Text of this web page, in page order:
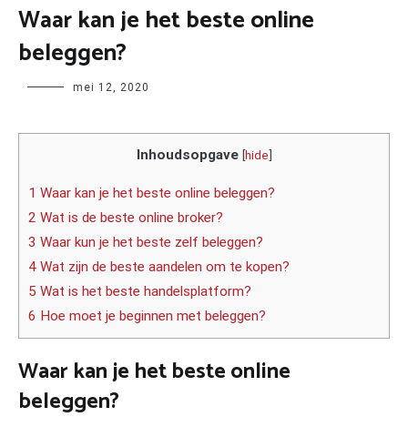
Waar kan je het beste online
beleggen?
Author mei 12, 2020
Inhoudsopgave [hide]
1 Waar kan je het beste online beleggen?
2 Wat is de beste online broker?
3 Waar kun je het beste zelf beleggen?
4 Wat zijn de beste aandelen om te kopen?
5 Wat is het beste handelsplatform?
6 Hoe moet je beginnen met beleggen?
Waar kan je het beste online
beleggen?